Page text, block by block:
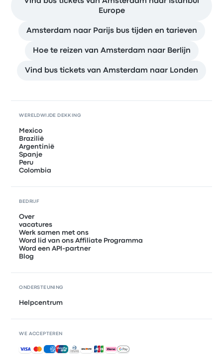
Europe
Amsterdam naar Parijs bus tijden en tarieven
Hoe te reizen van Amsterdam naar Berlijn
Vind bus tickets van Amsterdam naar Londen
WERELDWIJDE DEKKING
Mexico
Brazilië
Argentinië
Spanje
Peru
Colombia
BEDRIJF
Over
vacatures
Werk samen met ons
Word lid van ons Affiliate Programma
Word een API-partner
Blog
ONDERSTEUNING
Helpcentrum
WE ACCEPTEREN
Geaccepteerde betalingen